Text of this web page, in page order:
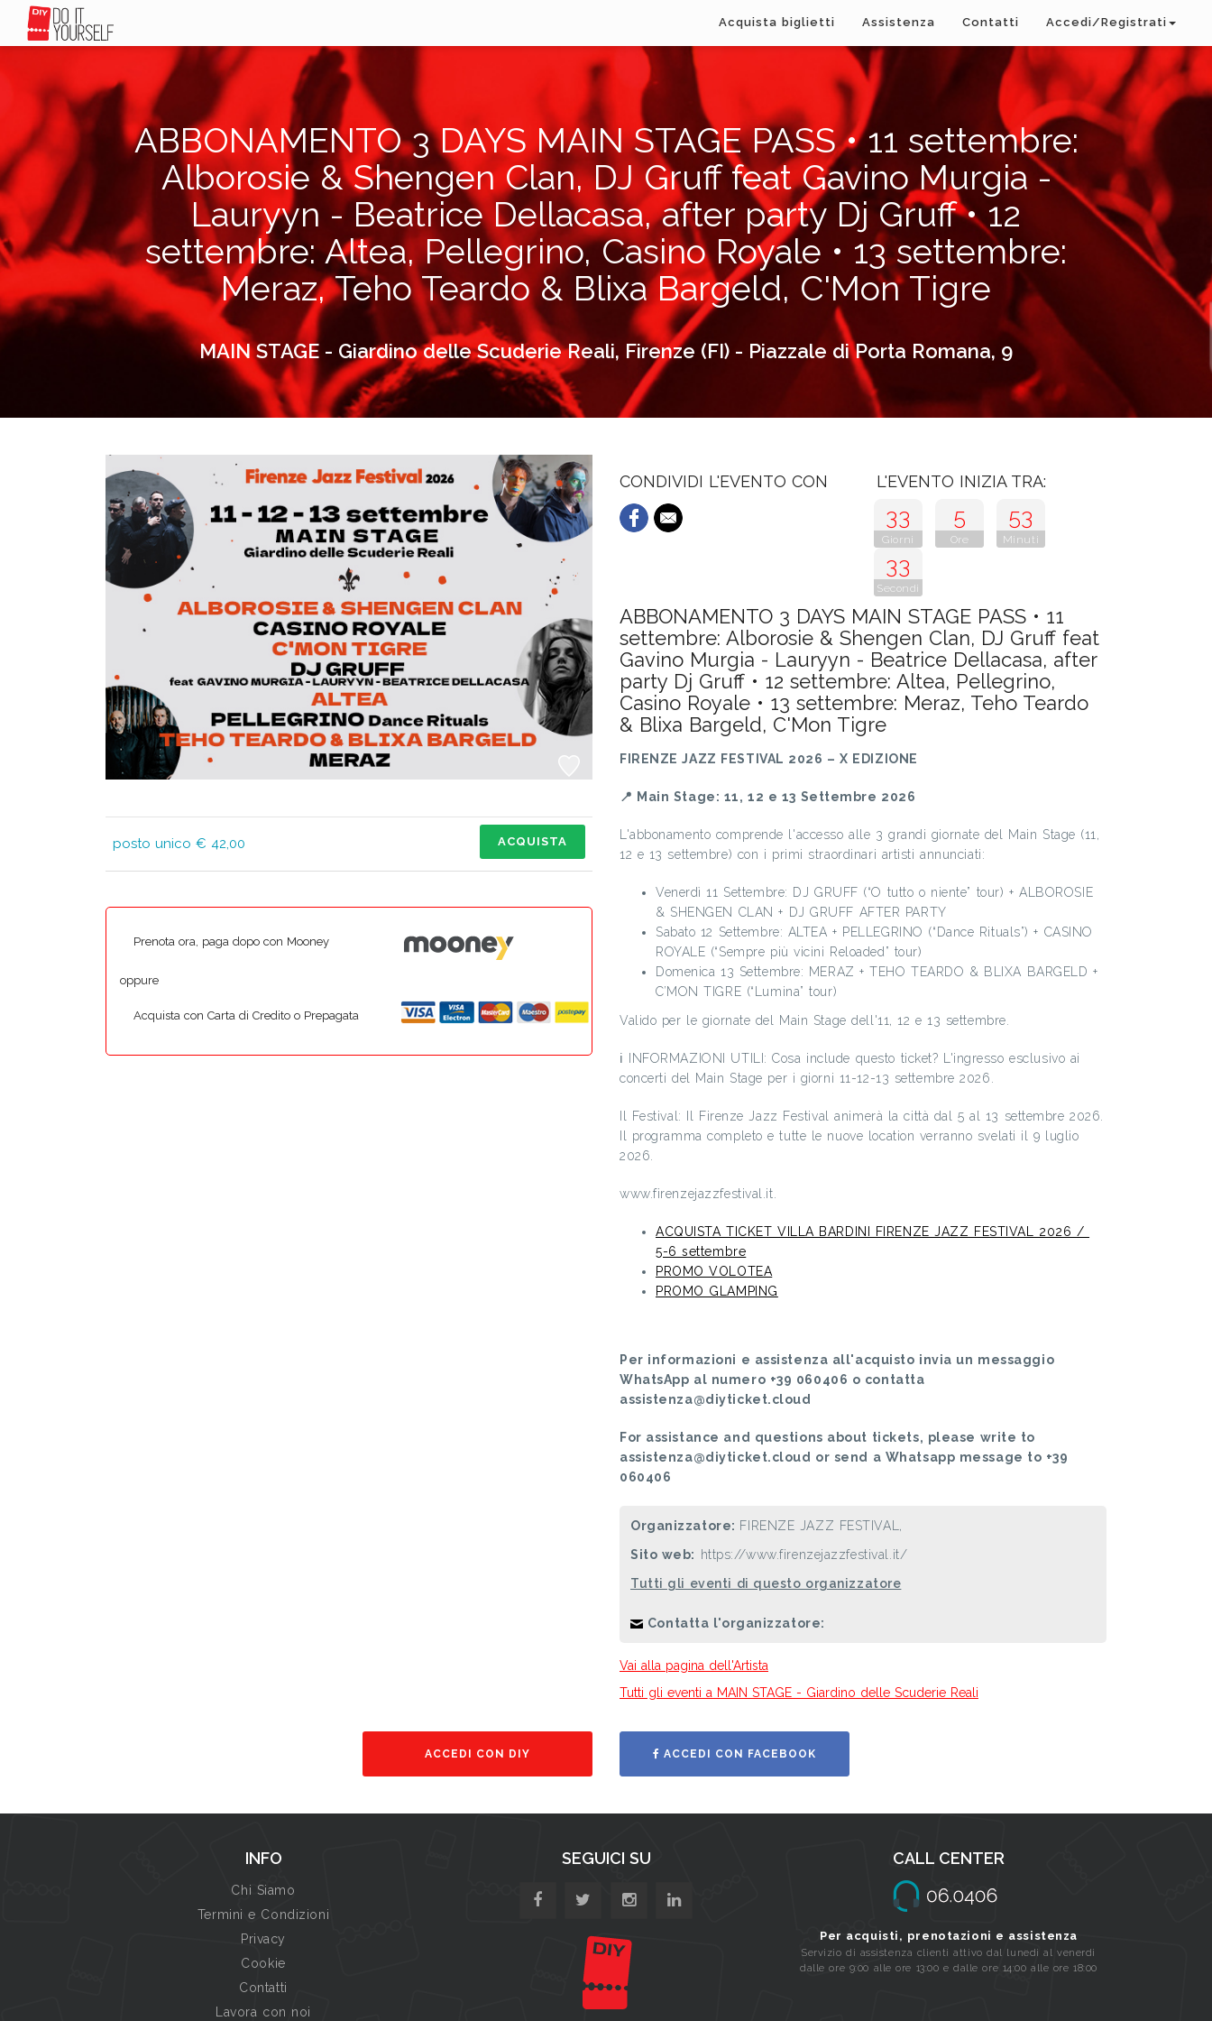
Acquista biglietti Assistenza Contatti Accedi/Registrati
ABBONAMENTO 3 DAYS MAIN STAGE PASS • 11 settembre:
Alborosie & Shengen Clan, DJ Gruff feat Gavino Murgia -
Lauryyn - Beatrice Dellacasa, after party Dj Gruff • 12
settembre: Altea, Pellegrino, Casino Royale • 13 settembre:
Meraz, Teho Teardo & Blixa Bargeld, C'Mon Tigre
MAIN STAGE - Giardino delle Scuderie Reali, Firenze (FI) - Piazzale di Porta Romana, 9
posto unico € 42,00 ACQUISTA
Prenota ora, paga dopo con Mooney
oppure
Acquista con Carta di Credito o Prepagata
CONDIVIDI L'EVENTO CON L'EVENTO INIZIA TRA:
33
Giorni
5
Ore
53
Minuti
32
Secondi
ABBONAMENTO 3 DAYS MAIN STAGE PASS • 11
settembre: Alborosie & Shengen Clan, DJ Gruff feat
Gavino Murgia - Lauryyn - Beatrice Dellacasa, after
party Dj Gruff • 12 settembre: Altea, Pellegrino,
Casino Royale • 13 settembre: Meraz, Teho Teardo
& Blixa Bargeld, C'Mon Tigre
FIRENZE JAZZ FESTIVAL 2026 – X EDIZIONE
📍 Main Stage: 11, 12 e 13 Settembre 2026
L'abbonamento comprende l'accesso alle 3 grandi giornate del Main Stage (11,
12 e 13 settembre) con i primi straordinari artisti annunciati:
Venerdì 11 Settembre: DJ GRUFF (“O tutto o niente” tour) + ALBOROSIE
& SHENGEN CLAN + DJ GRUFF AFTER PARTY
Sabato 12 Settembre: ALTEA + PELLEGRINO (“Dance Rituals”) + CASINO
ROYALE (“Sempre più vicini Reloaded” tour)
Domenica 13 Settembre: MERAZ + TEHO TEARDO & BLIXA BARGELD +
C’MON TIGRE (“Lumina” tour)
Valido per le giornate del Main Stage dell'11, 12 e 13 settembre.
ℹ️ INFORMAZIONI UTILI: Cosa include questo ticket? L'ingresso esclusivo ai
concerti del Main Stage per i giorni 11-12-13 settembre 2026.
Il Festival: Il Firenze Jazz Festival animerà la città dal 5 al 13 settembre 2026.
Il programma completo e tutte le nuove location verranno svelati il 9 luglio
2026.
www.firenzejazzfestival.it.
ACQUISTA TICKET VILLA BARDINI FIRENZE JAZZ FESTIVAL 2026 /
5-6 settembre
PROMO VOLOTEA
PROMO GLAMPING
Per informazioni e assistenza all'acquisto invia un messaggio
WhatsApp al numero +39 060406 o contatta
assistenza@diyticket.cloud
For assistance and questions about tickets, please write to
assistenza@diyticket.cloud or send a Whatsapp message to +39
060406
Organizzatore: FIRENZE JAZZ FESTIVAL,
Sito web:
https://www.firenzejazzfestival.it/
Tutti gli eventi di questo organizzatore
Contatta l'organizzatore:
Vai alla pagina dell'Artista
Tutti gli eventi a MAIN STAGE - Giardino delle Scuderie Reali
ACCEDI CON DIY ACCEDI CON FACEBOOK
INFO
Chi Siamo
Termini e Condizioni
Privacy
Cookie
Contatti
Lavora con noi
SEGUICI SU CALL CENTER
Per acquisti, prenotazioni e assistenza
Servizio di assistenza clienti attivo dal lunedi al venerdi
dalle ore 9:00 alle ore 13:00 e dalle ore 14:00 alle ore 18:00